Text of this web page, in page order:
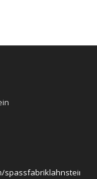
spassfabriklahnstein